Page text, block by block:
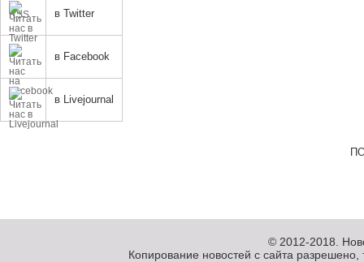
в Twitter
в Facebook
в Livejournal
© 2012-2018.
Копирование новостей с сайта разрешено,